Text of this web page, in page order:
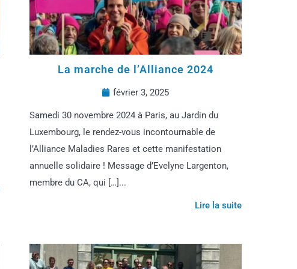
La marche de l’Alliance 2024
février 3, 2025
Samedi 30 novembre 2024 à Paris, au Jardin du
Luxembourg, le rendez-vous incontournable de
l’Alliance Maladies Rares et cette manifestation
annuelle solidaire ! Message d’Evelyne Largenton,
membre du CA, qui […]...
Lire la suite